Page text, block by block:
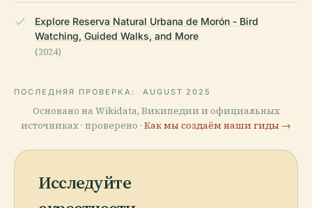
Explore Reserva Natural Urbana de Morón - Bird
Watching, Guided Walks, and More
(2024)
ПОСЛЕДНЯЯ ПРОВЕРКА: AUGUST 2025
Основано на Wikidata, Википедии и официальных
источниках · проверено · Как мы создаём наши гиды →
Исследуйте